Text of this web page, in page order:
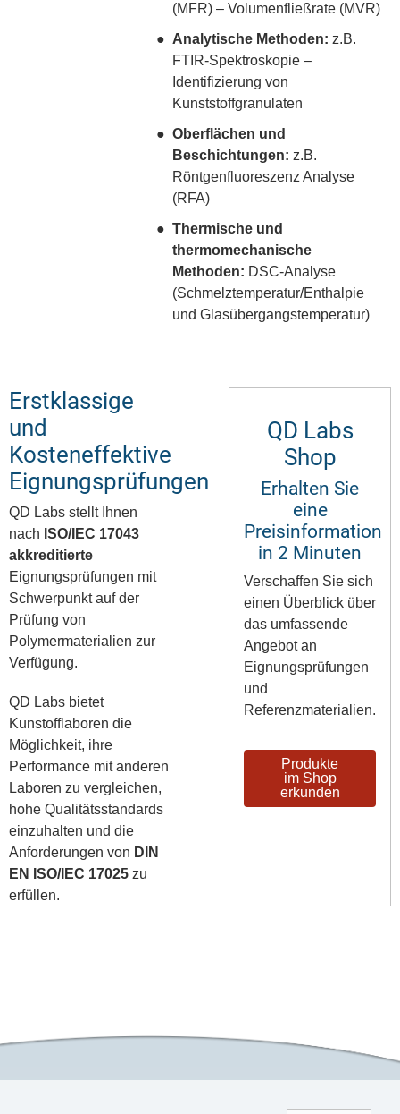
(MFR) – Volumenfließrate (MVR)
Analytische Methoden: z.B.
FTIR-Spektroskopie –
Identifizierung von
Kunststoffgranulaten
Oberflächen und
Beschichtungen: z.B.
Röntgenfluoreszenz Analyse
(RFA)
Thermische und
thermomechanische
Methoden: DSC-Analyse
(Schmelztemperatur/Enthalpie
und Glasübergangstemperatur)
Erstklassige
und
Kosteneffektive
Eignungsprüfungen
QD Labs stellt Ihnen
nach ISO/IEC 17043
akkreditierte
Eignungsprüfungen mit
Schwerpunkt auf der
Prüfung von
Polymermaterialien zur
Verfügung.
QD Labs bietet
Kunstofflaboren die
Möglichkeit, ihre
Performance mit anderen
Laboren zu vergleichen,
hohe Qualitätsstandards
einzuhalten und die
Anforderungen von DIN
EN ISO/IEC 17025 zu
erfüllen.
QD Labs
Shop
Erhalten Sie
eine
Preisinformation
in 2 Minuten
Verschaffen Sie sich
einen Überblick über
das umfassende
Angebot an
Eignungsprüfungen
und
Referenzmaterialien.
Produkte
im Shop
erkunden